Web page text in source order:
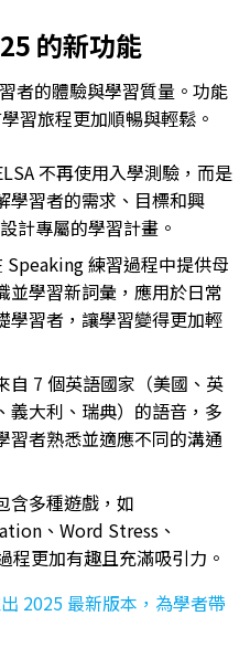
的新功能
者的體驗與學習質量。功能
習旅程更加順暢與輕鬆。
不再使用入學測驗，而是
學習者的需求、目標和興
計專屬的學習計畫。
Speaking 練習過程中提供母
並學習新詞彙，應用於日常
學習者，讓學習變得更加輕
自 7 個英語國家（美國、英
義大利、瑞典）的語音，多
習者熟悉並適應不同的溝通
含多種遊戲，如
、Word Stress、
更加有趣且充滿吸引力。
2025 最新版本，為學者帶